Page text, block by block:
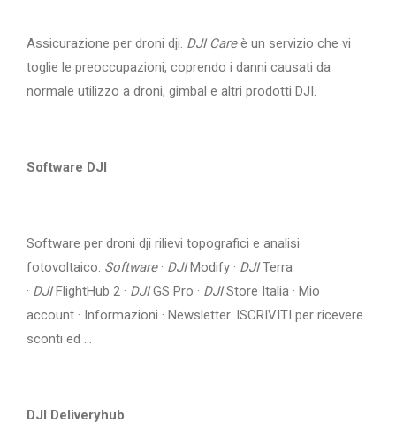
Assicurazione per droni dji. DJI Careè un servizio che vi
toglie le preoccupazioni, coprendo i danni causati da
normale utilizzo a droni, gimbal e altri prodotti DJI.
Software DJI
Software per droni dji rilievi topografici e analisi
fotovoltaico. Software· DJIModify · DJITerra
· DJIFlightHub 2 · DJIGS Pro · DJIStore Italia · Mio
account · Informazioni · Newsletter. ISCRIVITI per ricevere
sconti ed ...
DJI Deliveryhub